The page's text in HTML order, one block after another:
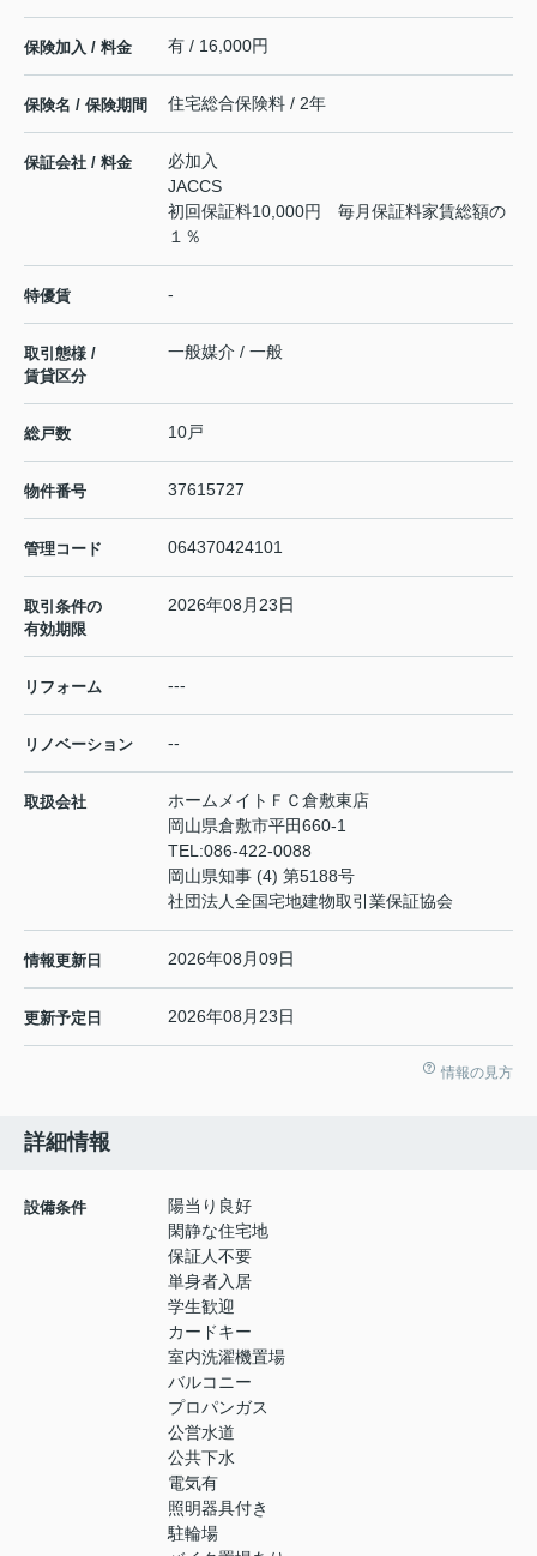
保険加入 / 料金 有 / 16,000円
保険名 / 保険期間 住宅総合保険料 / 2年
保証会社 / 料金
必加入
JACCS
初回保証料10,000円 毎月保証料家賃総額の
１％
特優賃 -
取引態様 /
賃貸区分
一般媒介 / 一般
総戸数 10戸
物件番号 37615727
管理コード 064370424101
取引条件の
有効期限
2026年08月23日
リフォーム ---
リノベーション --
取扱会社
ホームメイトＦＣ倉敷東店
岡山県倉敷市平田660-1
TEL:086-422-0088
岡山県知事 (4) 第5188号
社団法人全国宅地建物取引業保証協会
情報更新日 2026年08月09日
更新予定日 2026年08月23日
情報の見方
詳細情報
設備条件
陽当り良好
閑静な住宅地
保証人不要
単身者入居
学生歓迎
カードキー
室内洗濯機置場
バルコニー
プロパンガス
公営水道
公共下水
電気有
照明器具付き
駐輪場